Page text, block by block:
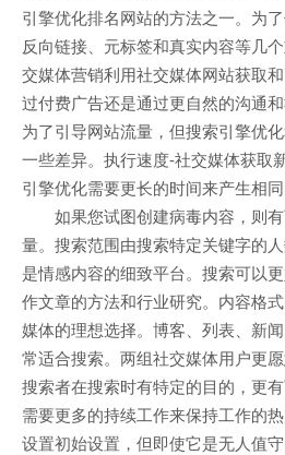
引擎优化排名网站的方法之一。为
反向链接、元标签和真实内容等几
交媒体营销利用社交媒体网站获取
过付费广告还是通过更自然的沟通
为了引导网站流量，但搜索引擎优
一些差异。执行速度-社交媒体获取
引擎优化需要更长的时间来产生相同
如果您试图创建病毒内容，则有
量。搜索范围由搜索特定关键字的
是情感内容的细致平台。搜索可以
作文章的方法和行业研究。内容格
媒体的理想选择。博客、列表、新
常适合搜索。两组社交媒体用户更
搜索者在搜索时有特定的目的，更
需要更多的持续工作来保持工作的
设置初始设置，但即使它是无人值